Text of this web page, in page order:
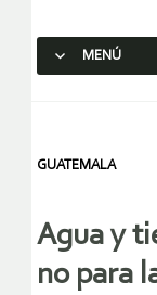
MENÚ
GUATEMALA
Agua y
no para